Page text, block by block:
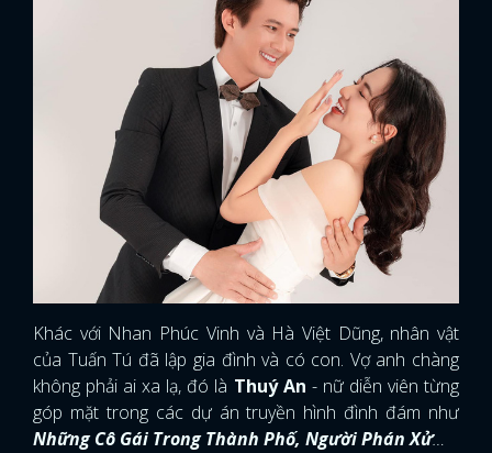
Khác với Nhan Phúc Vinh và Hà Việt Dũng, nhân vật
của Tuấn Tú đã lập gia đình và có con. Vợ anh chàng
không phải ai xa lạ, đó là Thuý An - nữ diễn viên từng
góp mặt trong các dự án truyền hình đình đám như
Những Cô Gái Trong Thành Phố, Người Phán Xử…